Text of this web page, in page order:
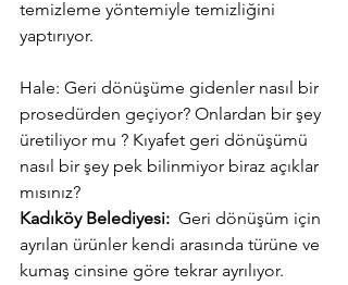
temizleme yöntemiyle temizliğini
yaptırıyor.
Hale: Geri dönüşüme gidenler nasıl bir
prosedürden geçiyor? Onlardan bir şey
üretiliyor mu ? Kıyafet geri dönüşümü
nasıl bir şey pek bilinmiyor biraz açıklar
mısınız?
Kadıköy Belediyesi: Geri dönüşüm için
ayrılan ürünler kendi arasında türüne ve
kumaş cinsine göre tekrar ayrılıyor.